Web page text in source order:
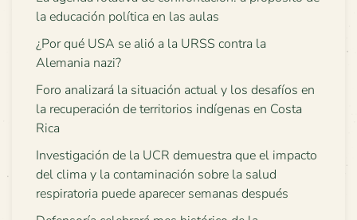
la educación política en las aulas
¿Por qué USA se alió a la URSS contra la
Alemania nazi?
Foro analizará la situación actual y los desafíos en
la recuperación de territorios indígenas en Costa
Rica
Investigación de la UCR demuestra que el impacto
del clima y la contaminación sobre la salud
respiratoria puede aparecer semanas después